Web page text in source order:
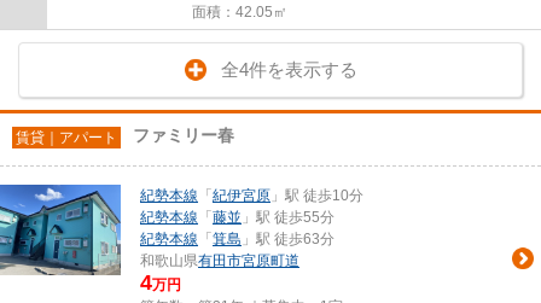
面積：42.05㎡
全4件を表示する
賃貸｜アパート ファミリー春
紀勢本線 「 紀伊宮原 」駅 徒歩10分
紀勢本線 「 藤並 」駅 徒歩55分
紀勢本線 「 箕島 」駅 徒歩63分
和歌山県有田市宮原町道
4万円